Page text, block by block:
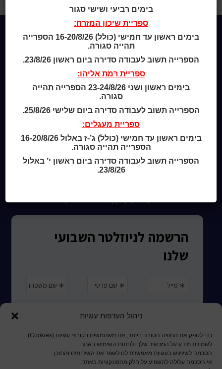
ניהול העדפות עוגיות
כדי לספק את החוויה הטובה ביותר, אנו משתמשים בקובצי עוגיות (Cookies)
לשמירת מידע על המכשיר שלך ולניתוח השימוש באתר.
הסכמה לשימוש בעוגיות מאפשרת לנו לשפר את השירותים והתוכן.
אי הסכמה עלולה להשפיע על חלק מהפונקציות באתר.
מי אנחנו
שעות סיפור
בימים רביעי ושישי סגור
ספריית שיכון המזרח:
בימים ראשון עד חמישי (כולל) 16-20/8/26 הספרייה
תהייה סגורה.
הספרייה תשוב לעבודה סדירה ביום ראשון 23/8/26.
ספריית רמת אליהו:
בימים ראשון ושני 23-24/8/26 הספרייה תהייה
סגורה.
הספרייה תשוב לעבודה סדירה ביום שלישי 25/8/26.
ספריית מעגלים:
בימים ראשון עד חמישי (כולל) ג’-ז באלול 16-20/8/26
הספרייה תהייה סגורה.
הספרייה תשוב לעבודה סדירה ביום ראשון י’ באלול
23/8/26.